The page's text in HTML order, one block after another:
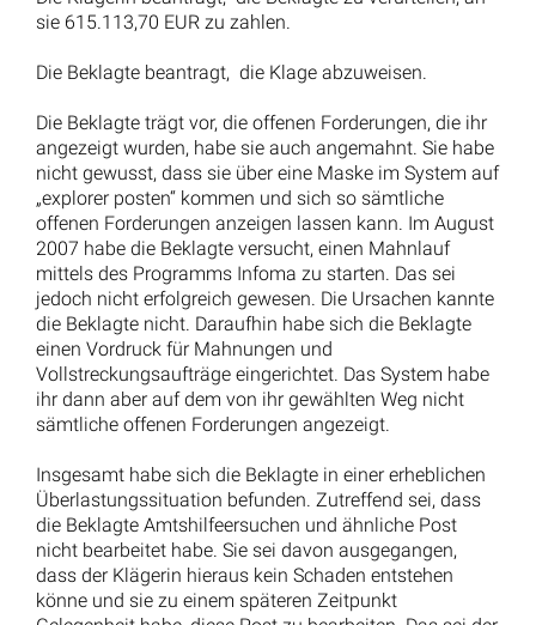
Darüber hinaus hat die Klägerin den Schaden nicht
schlüssig dargelegt. Sie listet 281 offene Forderungen
auf, die mit Ablauf des 31.12.2018 verjährt sind, was
nach dem Vortrag der Klägerin darauf beruht, dass
keine Mahnung versandt wurde. Gleichzeitig trägt sie
vor, dass 150 Mahnungen nicht versandt wurden und
sie aufgrund dessen Schadensersatz von der Beklagten
verlangt. Welche Forderungen Gegenstand der
Schadensersatzklage sind, trägt sie nicht vor.
Schließlich trägt die Klägerin ein erhebliches
Mitverschulden daran, dass die von ihr behaupteten
150 Mahnungen nicht versandt wurden. Ende 2018
war bereits aufgefallen, dass die Beklagte offene
Forderungen nicht gemahnt hatte. Dem Zeugen C war
die Verantwortung für die Gemeindekasse übertragen
worden. Er sollte die Verjährung der Forderungen aus
dem Jahr 2013 verhindern. Er wäre daher dafür
verantwortlich gewesen, durch geeignete Überprüfung
– möglicherweise einen Kontrollgang – dafür Sorge zu
tragen, dass die offensichtlich überlastete Klägerin
ihren Pflichten nachkommt. Das ist nicht geschehen.
II.